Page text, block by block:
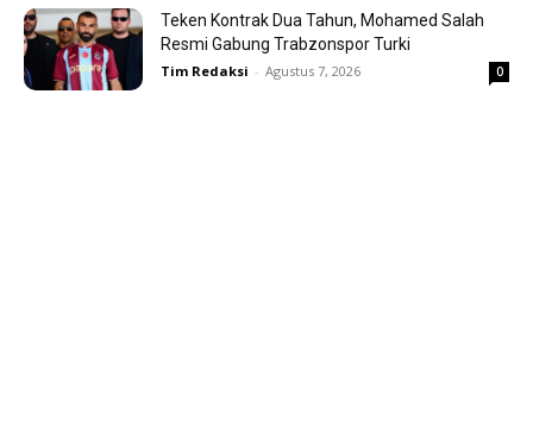
Teken Kontrak Dua Tahun, Mohamed Salah
Resmi Gabung Trabzonspor Turki
Tim Redaksi - Agustus 7, 2026 0